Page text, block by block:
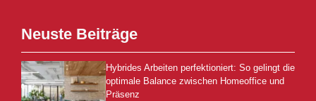
Neuste Beiträge
Hybrides Arbeiten perfektioniert: So gelingt die
optimale Balance zwischen Homeoffice und
Präsenz